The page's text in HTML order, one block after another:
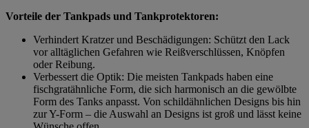
Vorteile der Tankpads und Tankprotektoren:
Verhindert Kratzer und Beschädigungen: Schützt den Lack
vor alltäglichen Gefahren wie Reißverschlüssen, Knöpfen
oder Reibung.
Verbessert die Optik: Die meisten Tankpads haben eine
fischgratähnliche Form, die sich harmonisch an die gewölbte
Form des Tanks anpasst. Von schildähnlichen Designs bis hin
zur Y-Form – die Auswahl an Designs ist groß und lässt keine